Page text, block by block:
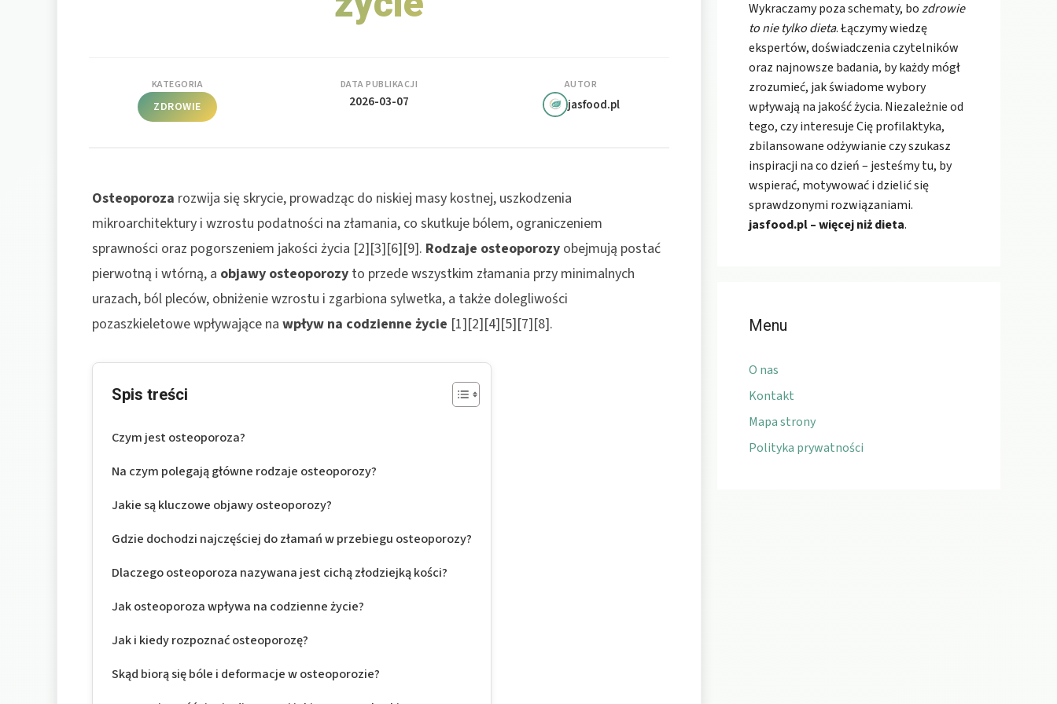
KATEGORIA
ZDROWIE
DATA PUBLIKACJI
2026-03-07
AUTOR
jasfood.pl
Osteoporoza rozwija się skrycie, prowadząc do niskiej masy kostnej, uszkodzenia
mikroarchitektury i wzrostu podatności na złamania, co skutkuje bólem, ograniczeniem
sprawności oraz pogorszeniem jakości życia [2][3][6][9]. Rodzaje osteoporozy obejmują postać
pierwotną i wtórną, a objawy osteoporozy to przede wszystkim złamania przy minimalnych
urazach, ból pleców, obniżenie wzrostu i zgarbiona sylwetka, a także dolegliwości
pozaszkieletowe wpływające na wpływ na codzienne życie [1][2][4][5][7][8].
Spis treści
Czym jest osteoporoza?
Na czym polegają główne rodzaje osteoporozy?
Jakie są kluczowe objawy osteoporozy?
Gdzie dochodzi najczęściej do złamań w przebiegu osteoporozy?
Dlaczego osteoporoza nazywana jest cichą złodziejką kości?
Jak osteoporoza wpływa na codzienne życie?
Jak i kiedy rozpoznać osteoporozę?
Skąd biorą się bóle i deformacje w osteoporozie?
Wykraczamy poza schematy, bozdrowie
to nie tylko dieta. Łączymy wiedzę
ekspertów, doświadczenia czytelników
oraz najnowsze badania, by każdy mógł
zrozumieć, jak świadome wybory
wpływają na jakość życia. Niezależnie od
tego, czy interesuje Cię profilaktyka,
zbilansowane odżywianie czy szukasz
inspiracji na co dzień – jesteśmy tu, by
wspierać, motywować i dzielić się
sprawdzonymi rozwiązaniami.
jasfood.pl – więcej niż dieta.
Menu
O nas
Kontakt
Mapa strony
Polityka prywatności